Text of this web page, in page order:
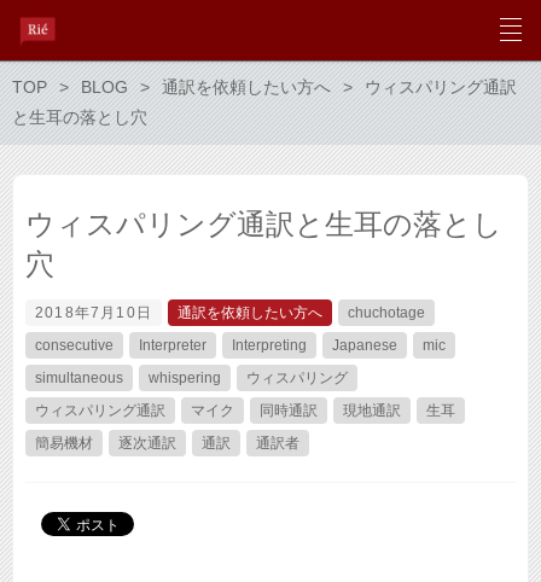
TOP BLOG 通訳を依頼したい方へ
ウィスパリング通訳
と生耳の落とし穴
ウィスパリング通訳と生耳の落とし
穴
2018年7月10日 通訳を依頼したい方へ
chuchotage
consecutive
Interpreter Interpreting Japanese
mic
simultaneous
whispering
ウィスパリング
ウィスパリング通訳
マイク 同時通訳 現地通訳
生耳
簡易機材
逐次通訳 通訳 通訳者